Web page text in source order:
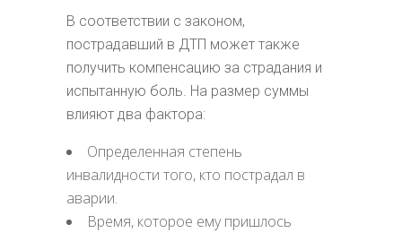
В соответствии с законом,
пострадавший в ДТП может также
получить компенсацию за страдания и
испытанную боль. На размер суммы
влияют два фактора:
Определенная степень
инвалидности того, кто пострадал в
аварии.
Время, которое ему пришлось